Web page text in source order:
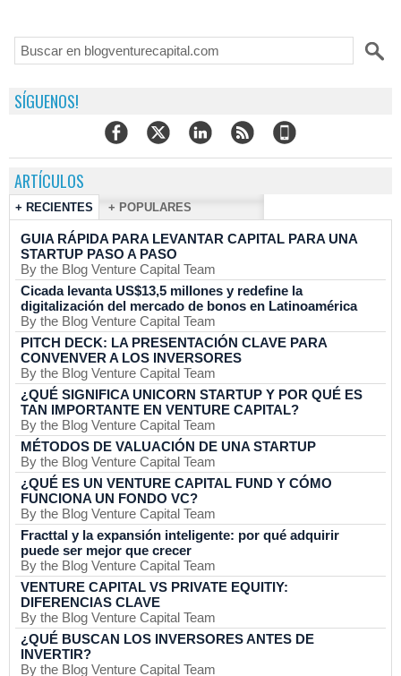
SÍGUENOS!
ARTÍCULOS
+ RECIENTES + POPULARES
GUIA RÁPIDA PARA LEVANTAR CAPITAL PARA UNA
STARTUP PASO A PASO
By the Blog Venture Capital Team
Cicada levanta US$13,5 millones y redefine la
digitalización del mercado de bonos en Latinoamérica
By the Blog Venture Capital Team
PITCH DECK: LA PRESENTACIÓN CLAVE PARA
CONVENVER A LOS INVERSORES
By the Blog Venture Capital Team
¿QUÉ SIGNIFICA UNICORN STARTUP Y POR QUÉ ES
TAN IMPORTANTE EN VENTURE CAPITAL?
By the Blog Venture Capital Team
MÉTODOS DE VALUACIÓN DE UNA STARTUP
By the Blog Venture Capital Team
¿QUÉ ES UN VENTURE CAPITAL FUND Y CÓMO
FUNCIONA UN FONDO VC?
By the Blog Venture Capital Team
Fracttal y la expansión inteligente: por qué adquirir
puede ser mejor que crecer
By the Blog Venture Capital Team
VENTURE CAPITAL VS PRIVATE EQUITIY:
DIFERENCIAS CLAVE
By the Blog Venture Capital Team
¿QUÉ BUSCAN LOS INVERSORES ANTES DE
INVERTIR?
By the Blog Venture Capital Team